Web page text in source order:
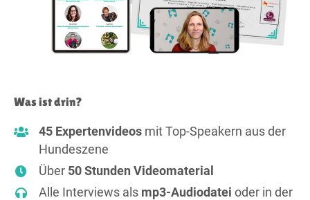
Was ist drin?
45 Expertenvideos mit Top-Speakern aus der
Hundeszene
Über 50 Stunden Videomaterial
Alle Interviews als mp3-Audiodatei oder in der